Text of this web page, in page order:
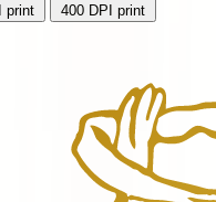
print 400 DPI print